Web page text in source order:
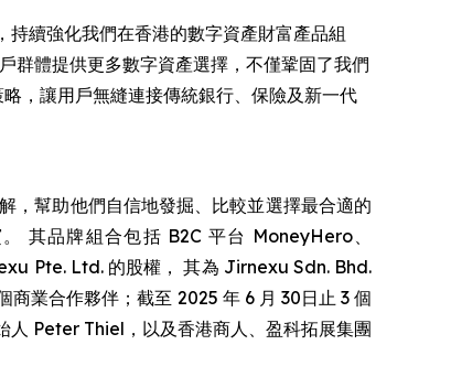
續強化我們在香港的數字資產財富產品組
群體提供更多數字資產選擇，不僅鞏固了我們
，讓用戶無縫連接傳統銀行、保險及新一代
幫助他們自信地發掘、比較並選擇最合適的
其品牌組合包括 B2C 平台 MoneyHero、
Pte. Ltd. 的股權， 其為 Jirnexu Sdn. Bhd.
業合作夥伴；截至 2025 年 6 月 30日止 3 個
Peter Thiel，以及香港商人、盈科拓展集團